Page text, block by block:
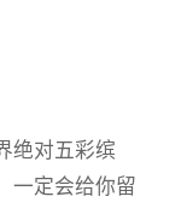
绝对五彩缤
一定会给你留